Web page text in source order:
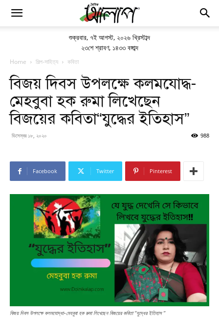
শুক্রবার, ৭ই আগস্ট, ২০২৬ খ্রিস্টাব্দ
২৩শে শ্রাবণ, ১৪৩৩ বঙ্গাব্দ
Home শিল্প-সাহিত্য কবিতা
বিজয় দিবস উপলক্ষে কলমযোদ্ধ-
মেহবুবা হক রুমা লিখেছেন
বিজয়ের কবিতা“যুদ্ধের ইতিহাস”
ডিসেম্বর ১৮, ২০২০ 988
Facebook Twitter Pinterest
বিজয় দিবস উপলক্ষে কলমযোদ্ধা-মেহবুবা হক রুমা লিখেছেন বিজয়ের কবিতা “যুদ্ধের ইতিহাস ”